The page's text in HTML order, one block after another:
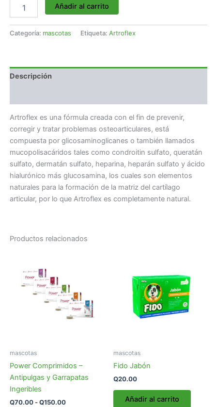
Añadir al carrito
Categoría: mascotas Etiqueta: Artroflex
Descripción
Artroflex es una fórmula creada con el fin de prevenir,
corregir y tratar problemas osteoarticulares, está
compuesta por glicosaminoglicanes o también llamados
mucopolisacáridos tales como condroitin sulfato, queratán
sulfato, dermatán sulfato, heparina, heparán sulfato y ácido
hialurónico más glucosamina, los cuales son elementos
naturales para la formación de la matriz del cartílago
articular, por lo que Artroflex es completamente natural.
Productos relacionados
mascotas
Power Comprimidos –
Antipulgas y Garrapatas
Ingeribles
Q70.00 -Q150.00
Q70.00
hasta
Q150.00
variantes.
página
mascotas
Fido Jabón
Q20.00
Añadir al carrito